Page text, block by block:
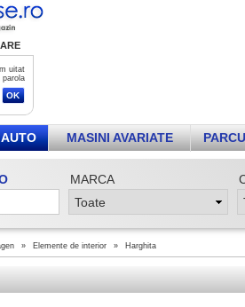
uitat
parola
MASINI AVARIATE
MARCA
» Elemente de interior » Harghita